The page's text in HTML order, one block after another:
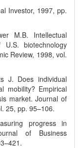
Investor, 1997, pp.
M.B. Intellectual
biotechnology
Review, 1998, vol.
J. Does individual
mobility? Empirical
market. Journal of
25, pp. 95–106.
progress in
of Business